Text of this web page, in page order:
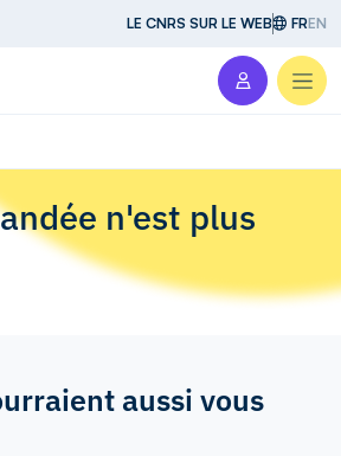
LE CNRS SUR LE WEB FREN
n'est plus
aussi vous